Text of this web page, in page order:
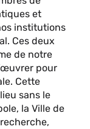
et
institutions
Ces deux
de notre
pour
Cette
sans le
la Ville de